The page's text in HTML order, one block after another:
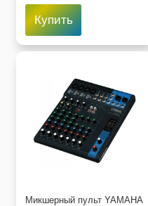
Пищевое
Робототехника
Спортивное
Фото, видео и
Цифровые
Купить
Микшерный пульт YAMAHA